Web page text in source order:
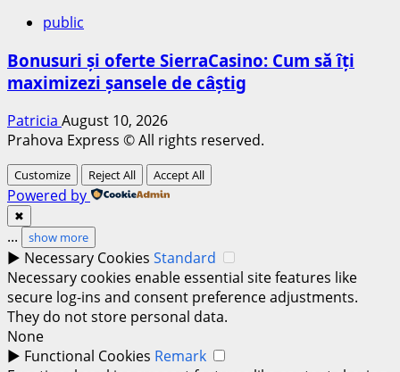
public
Bonusuri și oferte SierraCasino: Cum să îți
maximizezi șansele de câștig
Patricia August 10, 2026
Prahova Express © All rights reserved.
Customize Reject All Accept All
Powered by
✖
... show more
► Necessary Cookies Standard
Necessary cookies enable essential site features like
secure log-ins and consent preference adjustments.
They do not store personal data.
None
► Functional Cookies Remark